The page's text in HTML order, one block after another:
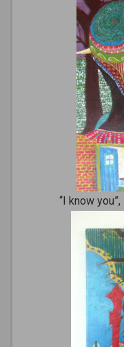
“I know